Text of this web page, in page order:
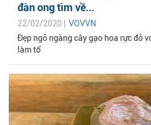
đàn ong tìm về...
22/02/2020 | VOVVN
Đẹp ngỡ ngàng cây gạo hoa rực đỏ
làm tổ